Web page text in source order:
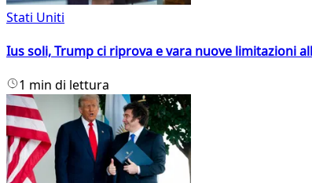
Stati Uniti
Ius soli, Trump ci riprova e vara nuove limitazioni
1 min di lettura